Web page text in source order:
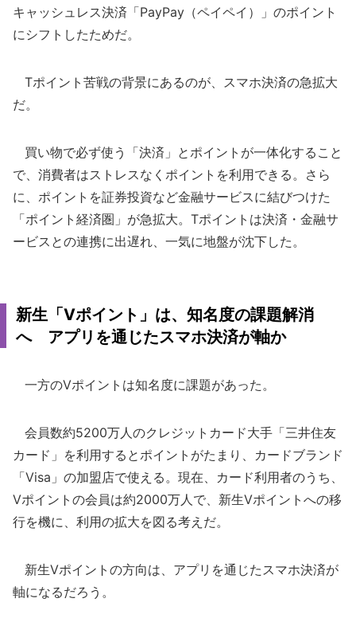
キャッシュレス決済「PayPay（ペイペイ）」のポイント
にシフトしたためだ。
Tポイント苦戦の背景にあるのが、スマホ決済の急拡大
だ。
買い物で必ず使う「決済」とポイントが一体化すること
で、消費者はストレスなくポイントを利用できる。さら
に、ポイントを証券投資など金融サービスに結びつけた
「ポイント経済圏」が急拡大。Tポイントは決済・金融サ
ービスとの連携に出遅れ、一気に地盤が沈下した。
新生「Vポイント」は、知名度の課題解消
へ アプリを通じたスマホ決済が軸か
一方のVポイントは知名度に課題があった。
会員数約5200万人のクレジットカード大手「三井住友
カード」を利用するとポイントがたまり、カードブランド
「Visa」の加盟店で使える。現在、カード利用者のうち、
Vポイントの会員は約2000万人で、新生Vポイントへの移
行を機に、利用の拡大を図る考えだ。
新生Vポイントの方向は、アプリを通じたスマホ決済が
軸になるだろう。